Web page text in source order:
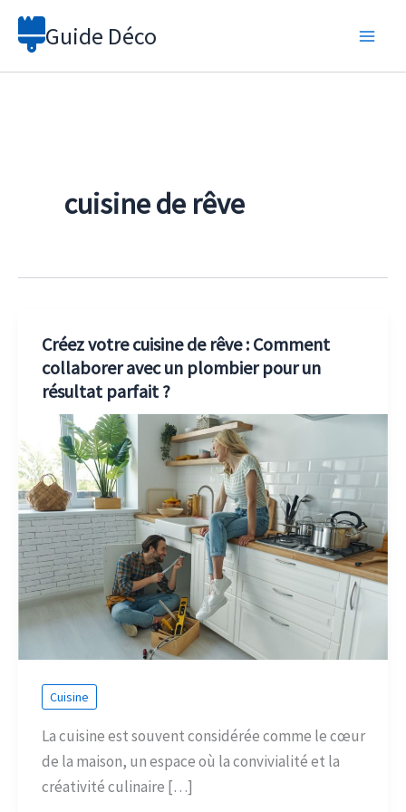
Aller
Guide Déco
cuisine de rêve
Créez votre cuisine de rêve : Comment
collaborer avec un plombier pour un
résultat parfait ?
Cuisine
La cuisine est souvent considérée comme le cœur
de la maison, un espace où la convivialité et la
créativité culinaire […]